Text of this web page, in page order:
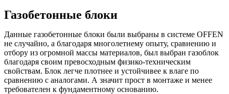
Газобетонные блоки
Данные газобетонные блоки были выбраны в системе OFFEN
не случайно, а благодаря многолетнему опыту, сравнению и
отбору из огромной массы материалов, был выбран газоблок
благодаря своим превосходным физико-техническим
свойствам. Блок легче плотнее и устойчивее к влаге по
сравнению с аналогами. А значит прост в монтаже и менее
требователен к фундаментному основанию.